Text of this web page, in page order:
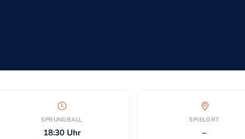
SPRUNGBALL
18:30 Uhr
SPIELORT
–